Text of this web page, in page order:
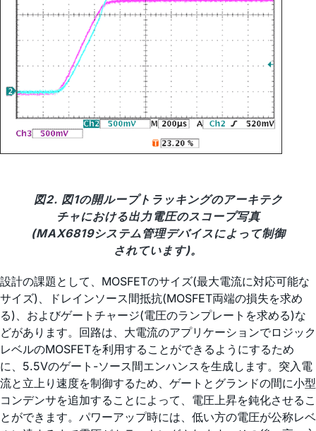
図2. 図1の開ループトラッキングのアーキテク
チャにおける出力電圧のスコープ写真
(MAX6819システム管理デバイスによって制御
されています)。
設計の課題として、MOSFETのサイズ(最大電流に対応可能な
サイズ)、ドレインソース間抵抗(MOSFET両端の損失を求め
る)、およびゲートチャージ(電圧のランプレートを求める)な
どがあります。回路は、大電流のアプリケーションでロジック
レベルのMOSFETを利用することができるようにするため
に、5.5Vのゲート-ソース間エンハンスを生成します。突入電
流と立上り速度を制御するため、ゲートとグランドの間に小型
コンデンサを追加することによって、電圧上昇を鈍化させるこ
とができます。パワーアップ時には、低い方の電圧が公称レベ